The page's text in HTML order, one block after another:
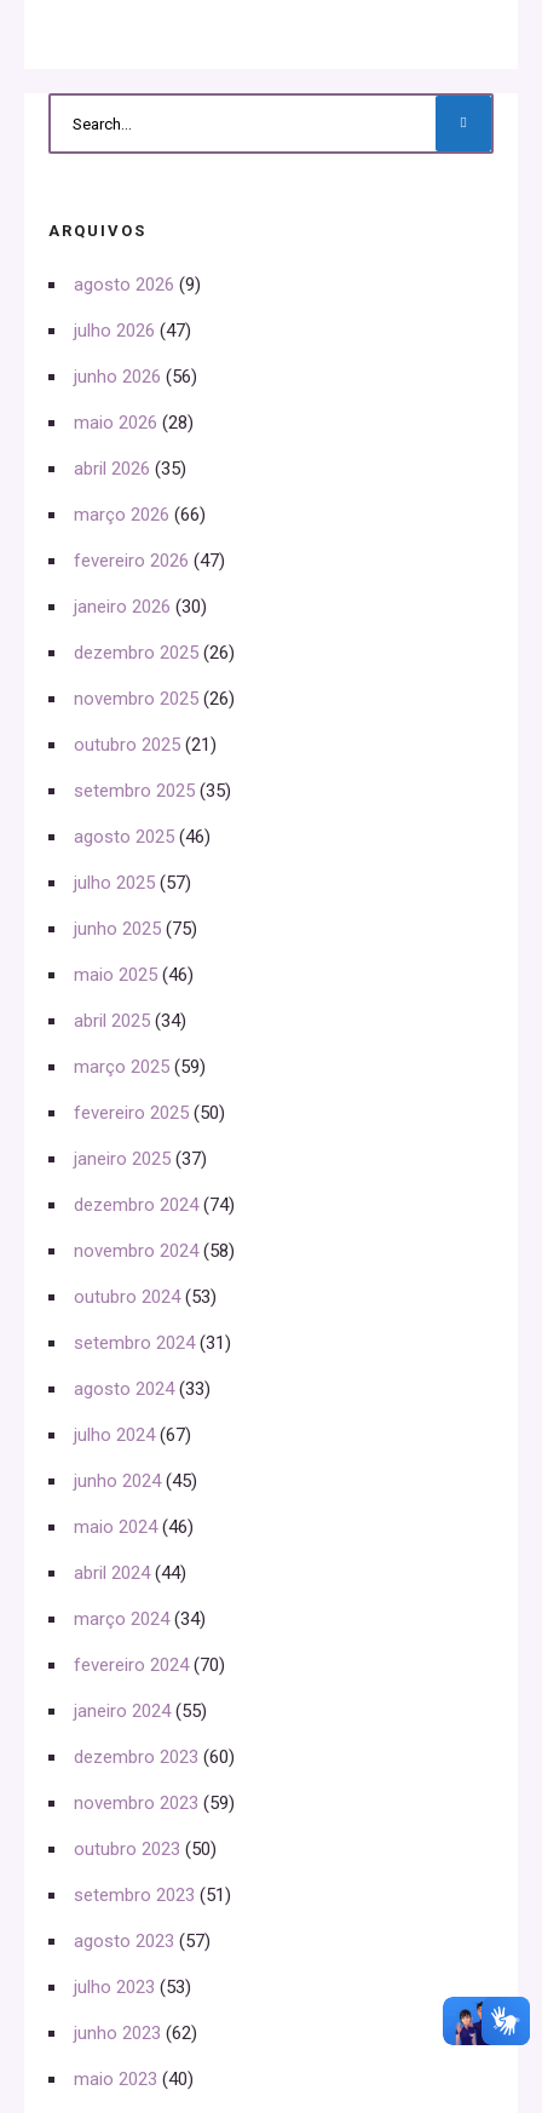
ARQUIVOS
agosto 2026 (9)
julho 2026 (47)
junho 2026 (56)
maio 2026 (28)
abril 2026 (35)
março 2026 (66)
fevereiro 2026 (47)
janeiro 2026 (30)
dezembro 2025 (26)
novembro 2025 (26)
outubro 2025 (21)
setembro 2025 (35)
agosto 2025 (46)
julho 2025 (57)
junho 2025 (75)
maio 2025 (46)
abril 2025 (34)
março 2025 (59)
fevereiro 2025 (50)
janeiro 2025 (37)
dezembro 2024(74)
novembro 2024(58)
outubro 2024(53)
setembro 2024(31)
agosto 2024(33)
julho 2024(67)
junho 2024(45)
maio 2024(46)
abril 2024(44)
março 2024(34)
fevereiro 2024(70)
janeiro 2024(55)
dezembro 2023 (60)
novembro 2023 (59)
outubro 2023 (50)
setembro 2023 (51)
agosto 2023 (57)
julho 2023 (53)
junho 2023 (62)
maio 2023 (40)